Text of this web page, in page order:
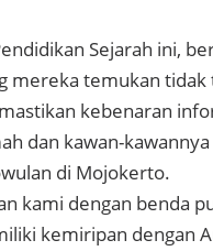
Sejarah ini,
mereka temukan
kebenaran
dan kawan-
di Mojokerto.
kami dengan benda
kemiripan dengan